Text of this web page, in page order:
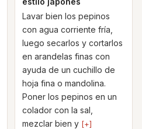
Lavar bien los pepinos
con agua corriente fría,
luego secarlos y cortarlos
en arandelas finas con
ayuda de un cuchillo de
hoja fina o mandolina.
Poner los pepinos en un
colador con la sal,
mezclar bien y [+]